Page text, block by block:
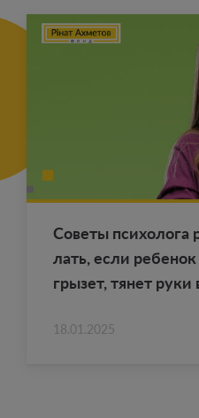
Со­ве­ты пси­хо­ло­га
лать, если
гры­зет, тянет руки
18.01.2025